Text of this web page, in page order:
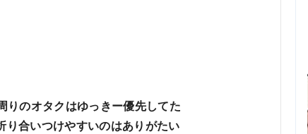
りのオタクはゆっきー優先してた
り合いつけやすいのはありがたい